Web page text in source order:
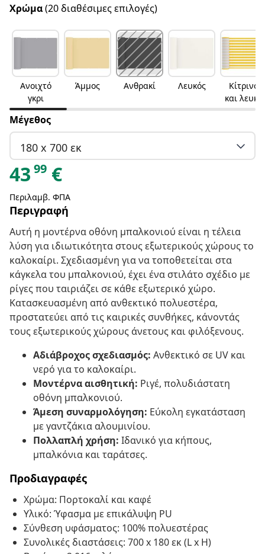
Χρώμα(20 διαθέσιμες επιλογές)
Ανοιχτό
γκρι
Άμμος Ανθρακί Λευκός
Κίτρινο
και λευκό
Μέγεθος
180 x 700 εκ
43 99 €
Περιλαμβ. ΦΠΑ
Περιγραφή
Αυτή η μοντέρνα οθόνη μπαλκονιού είναι η τέλεια
λύση για ιδιωτικότητα στους εξωτερικούς χώρους το
καλοκαίρι. Σχεδιασμένη για να τοποθετείται στα
κάγκελα του μπαλκονιού, έχει ένα στιλάτο σχέδιο με
ρίγες που ταιριάζει σε κάθε εξωτερικό χώρο.
Κατασκευασμένη από ανθεκτικό πολυεστέρα,
προστατεύει από τις καιρικές συνθήκες, κάνοντάς
τους εξωτερικούς χώρους άνετους και φιλόξενους.
Αδιάβροχος σχεδιασμός: Ανθεκτικό σε UV και
νερό για το καλοκαίρι.
Μοντέρνα αισθητική: Ριγέ, πολυδιάστατη
οθόνη μπαλκονιού.
Άμεση συναρμολόγηση: Εύκολη εγκατάσταση
με γαντζάκια αλουμινίου.
Πολλαπλή χρήση: Ιδανικό για κήπους,
μπαλκόνια και ταράτσες.
Προδιαγραφές
Χρώμα: Πορτοκαλί και καφέ
Υλικό: Ύφασμα με επικάλυψη PU
Σύνθεση υφάσματος: 100% πολυεστέρας
Συνολικές διαστάσεις: 700 x 180 εκ (L x H)